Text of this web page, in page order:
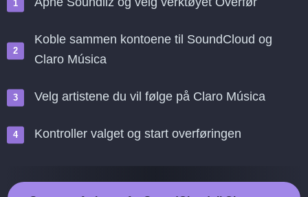
Koble sammen kontoene til SoundCloud og
Claro Música
Velg artistene du vil følge på Claro Música
Kontroller valget og start overføringen